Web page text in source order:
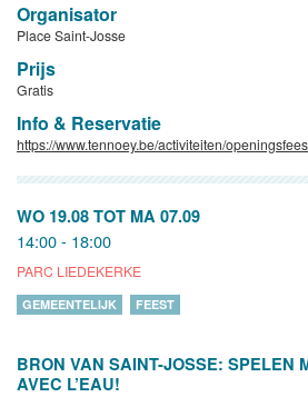
Organisator
Place Saint-Josse
Prijs
Gratis
Info & Reservatie
https://www.tennoey.be/activiteiten/
WO 19.08 TOT MA 07.09
14:00 - 18:00
PARC LIEDEKERKE
GEMEENTELIJK FEEST
BRON VAN SAINT-JOSSE: SPELEN
AVEC L’EAU!